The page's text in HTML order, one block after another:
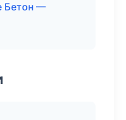
Бетон —